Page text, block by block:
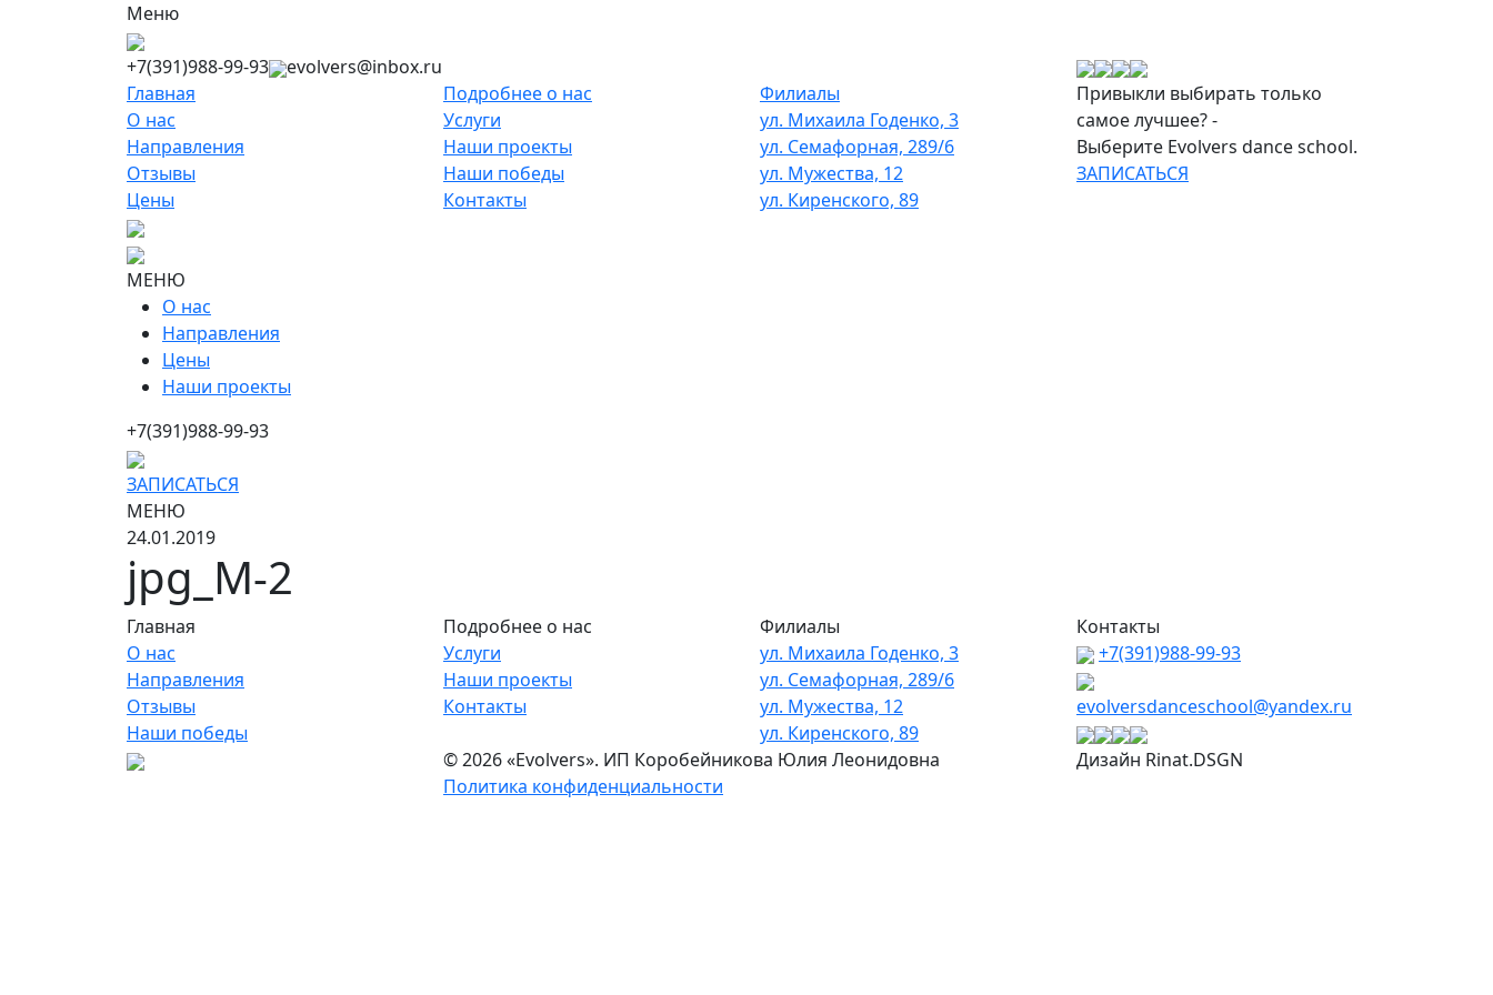
Меню
+7(391)988-99-93
evolvers@inbox.ru
Главная
О нас
Направления
Отзывы
Цены
Подробнее о нас
Услуги
Наши проекты
Наши победы
Контакты
Филиалы
ул. Михаила Годенко, 3
ул. Семафорная, 289/6
ул. Мужества, 12
ул. Киренского, 89
Привыкли выбирать только
самое лучшее? -
Выберите Evolvers dance school.
ЗАПИСАТЬСЯ
МЕНЮ
О нас
Направления
Цены
Наши проекты
+7(391)988-99-93
ЗАПИСАТЬСЯ
МЕНЮ
24.01.2019
jpg_M-2
Главная
О нас
Направления
Отзывы
Наши победы
Подробнее о нас
Услуги
Наши проекты
Контакты
Филиалы
ул. Михаила Годенко, 3
ул. Семафорная, 289/6
ул. Мужества, 12
ул. Киренского, 89
Контакты
+7(391)988-99-93
evolversdanceschool@yandex.ru
© 2026 «Evolvers». ИП Коробейникова Юлия Леонидовна
Политика конфиденциальности
Дизайн Rinat.DSGN